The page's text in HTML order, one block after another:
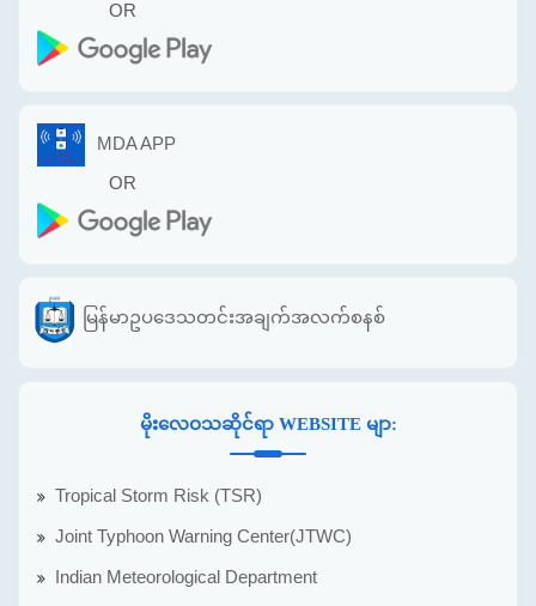
OR
MDA APP
OR
မြန်မာဥပဒေသတင်းအချက်အလက်စနစ်
မိုးလေဝသဆိုင်ရာ WEBSITE မျာ:
Tropical Storm Risk (TSR)
Joint Typhoon Warning Center(JTWC)
Indian Meteorological Department